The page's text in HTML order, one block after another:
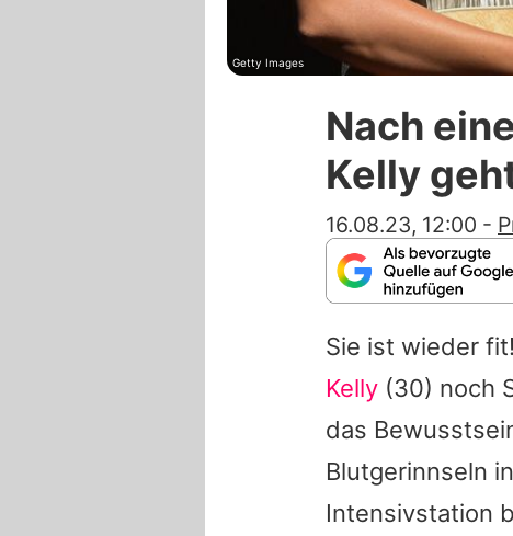
Getty Images
Nach
Kelly
16.08.23, 12:00 -
Sie ist wieder
Kelly (30) noch
das
Blutgerinnseln
Intensivstation